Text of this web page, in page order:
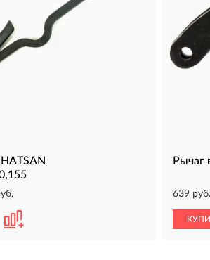
Рычаг
639 руб.